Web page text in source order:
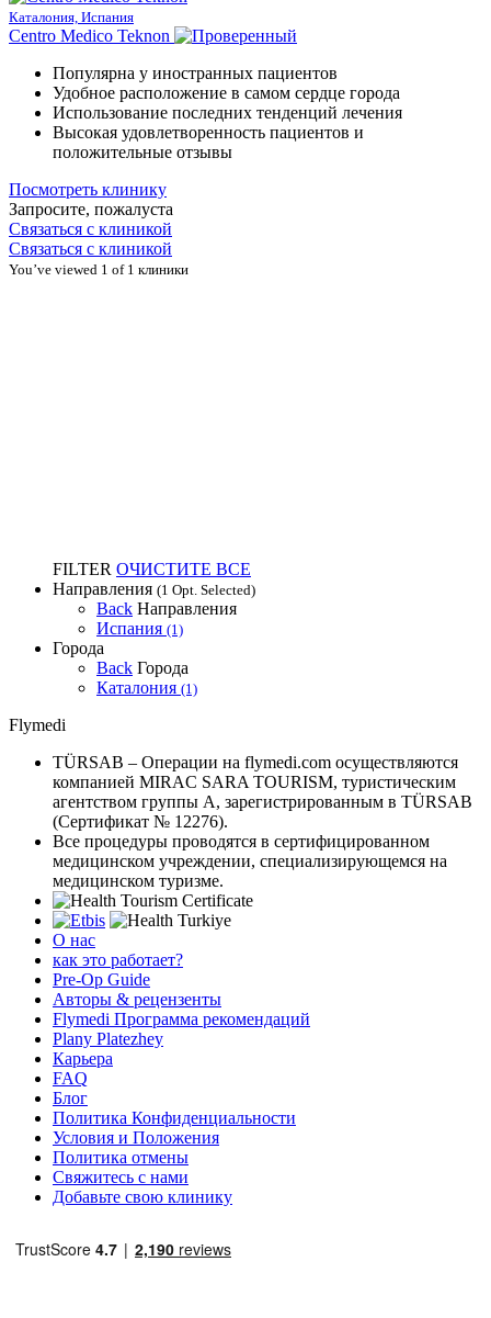
Каталония, Испания
Centro Medico Teknon
Популярна у иностранных пациентов
Удобное расположение в самом сердце города
Использование последних тенденций лечения
Высокая удовлетворенность пациентов и
положительные отзывы
Посмотреть клинику
Запросите, пожалуста
Связаться с клиникой
Связаться с клиникой
You’ve viewed 1 of 1 клиники
FILTER ОЧИСТИТЕ ВСЕ
Направления (1 Opt. Selected)
Back Направления
Испания (1)
Города
Back Города
Каталония (1)
Flymedi
TÜRSAB – Операции на flymedi.com осуществляются
компанией MIRAC SARA TOURISM, туристическим
агентством группы A, зарегистрированным в TÜRSAB
(Сертификат № 12276).
Все процедуры проводятся в сертифицированном
медицинском учреждении, специализирующемся на
медицинском туризме.
О нас
как это работает?
Pre-Op Guide
Авторы & рецензенты
Flymedi Программа рекомендаций
Plany Platezhey
Карьера
FAQ
Блог
Политика Конфиденциальности
Условия и Положения
Политика отмены
Свяжитесь с нами
Добавьте свою клинику